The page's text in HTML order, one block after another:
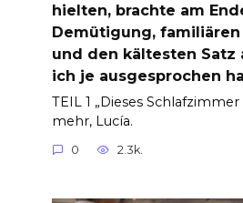
hielten, brachte am
Demütigung, familiären
und den kältesten Satz
ich je ausgesprochen
TEIL 1 „Dieses
mehr, Lucía.
0 2.3k.